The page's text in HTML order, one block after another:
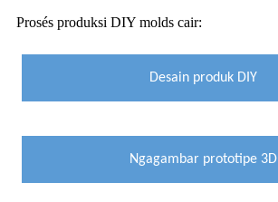
Prosés produksi DIY molds cair:
Desain produk DIY
Ngagambar prototipe 3D